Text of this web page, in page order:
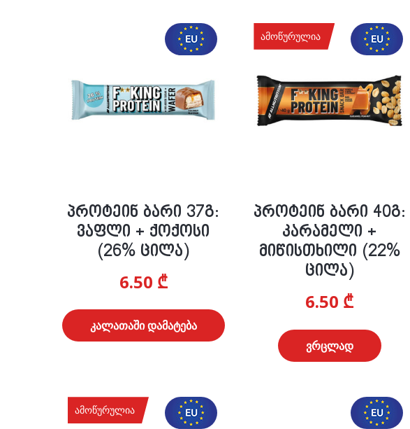
სახსრებისთვის
გულისთვის
პროტეინ ბარი 37გ:
ვაფლი + ქოქოსი
(26% ცილა)
6.50 ₾
კალათაში დამატება
ამოწურულია
პროტეინ ბარი 40გ:
კარამელი +
მიწისთხილი (22%
ცილა)
6.50 ₾
ვრცლად
ამოწურულია